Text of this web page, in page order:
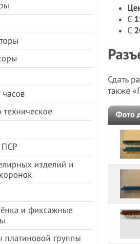
часов
техническое
ПСР
изделий и
и фиксажные
платиновой группы
С
С
Сдать
также
Фото